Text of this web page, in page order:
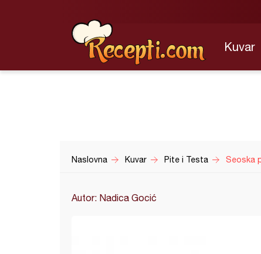
Kuvar
Naslovna Kuvar Pite i Testa Seoska
Autor: Nadica Gocić